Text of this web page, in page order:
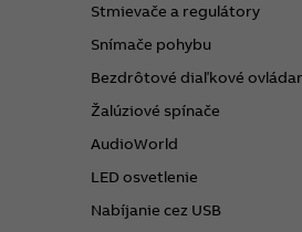
Stmievače a regulátory
Snímače pohybu
Bezdrôtové diaľkové
Žalúziové spínače
AudioWorld
LED osvetlenie
Nabíjanie cez USB